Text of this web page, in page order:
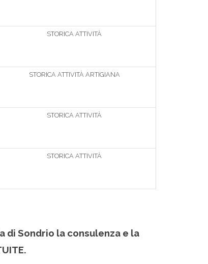
STORICA ATTIVITÀ
STORICA ATTIVITÀ ARTIGIANA
STORICA ATTIVITÀ
STORICA ATTIVITÀ
di Sondrio la consulenza e la